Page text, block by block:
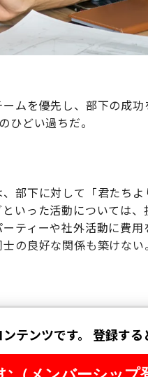
ムを優先し、部下の成功
ひどい過ちだ。
部下に対して「君たち
いった活動については
ティーや社外活動に費
の良好な関係も築けな